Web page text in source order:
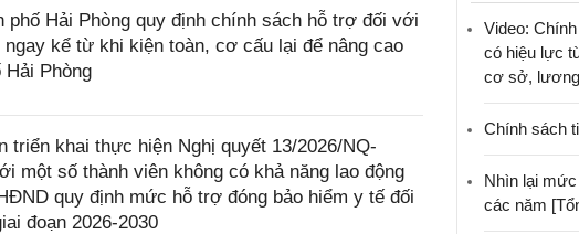
phố Hải Phòng quy định chính sách hỗ trợ đối với
kể từ khi kiện toàn, cơ cấu lại để nâng cao
Phòng
triển khai thực hiện Nghị quyết 13/2026/NQ-
một số thành viên không có khả năng lao động
quy định mức hỗ trợ đóng bảo hiểm y tế đối
đoạn 2026-2030
Video:
có hiệu lực
cơ sở,
Chính sách
Nhìn lại
các năm